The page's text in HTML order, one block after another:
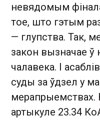
невядомым
тое, што гэтым
— глупства. Так,
закон вызначае ў
чалавека. І
суды за ўдзел у
мерапрыемствах.
артыкуле 23.34